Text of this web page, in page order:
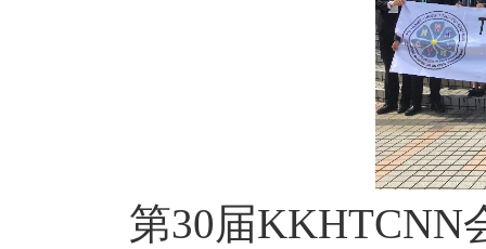
第30届KKHTCNN